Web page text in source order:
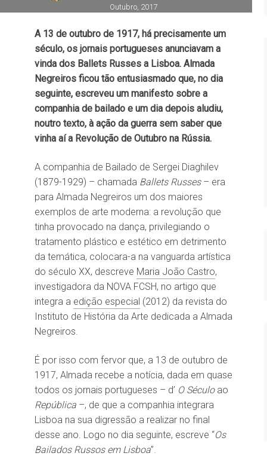
Outubro, 2017
A 13 de outubro de 1917, há precisamente um
século, os jornais portugueses anunciavam a
vinda dos Ballets Russes a Lisboa. Almada
Negreiros ficou tão entusiasmado que, no dia
seguinte, escreveu um manifesto sobre a
companhia de bailado e um dia depois aludiu,
noutro texto, à ação da guerra sem saber que
vinha aí a Revolução de Outubro na Rússia.
A companhia de Bailado de Sergei Diaghilev
(1879-1929) – chamada Ballets Russes– era
para Almada Negreiros um dos maiores
exemplos de arte moderna: a revolução que
tinha provocado na dança, privilegiando o
tratamento plástico e estético em detrimento
da temática, colocara-a na vanguarda artística
do século XX, descreve Maria João Castro,
investigadora da NOVA FCSH, no artigo que
integra a edição especial (2012) da revista do
Instituto de História da Arte dedicada a Almada
Negreiros.
É por isso com fervor que, a 13 de outubro de
1917, Almada recebe a notícia, dada em quase
todos os jornais portugueses – d’ O Séculoao
República –, de que a companhia integrara
Lisboa na sua digressão a realizar no final
desse ano. Logo no dia seguinte, escreve “Os
Bailados Russos em Lisboa”.